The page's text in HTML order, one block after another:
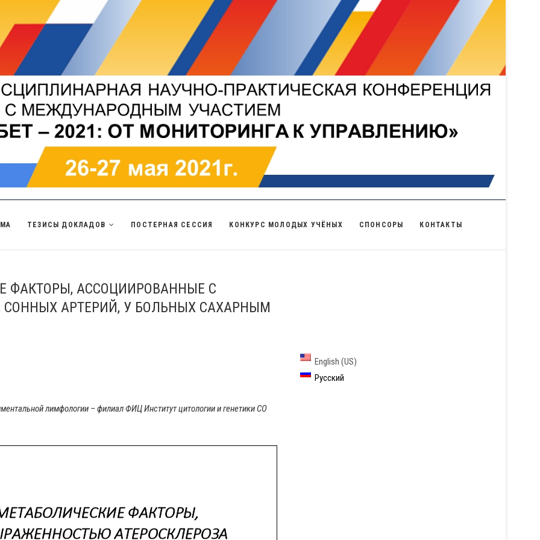
ТЕЗИСЫ ДОКЛАДОВ ПОСТЕРНАЯ СЕССИЯ КОНКУРС МОЛОДЫХ УЧЁНЫХ СПОНСОРЫ КОНТАКТЫ
ФАКТОРЫ, АССОЦИИРОВАННЫЕ С
АРТЕРИЙ, У БОЛЬНЫХ СAХАРНЫМ
лимфологии – филиал ФИЦ Институт цитологии и генетики СО
English (US)
Русский